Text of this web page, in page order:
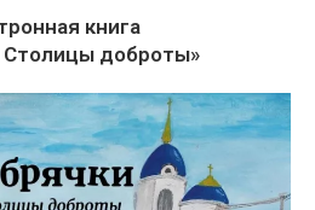
книга
Столицы доброты»